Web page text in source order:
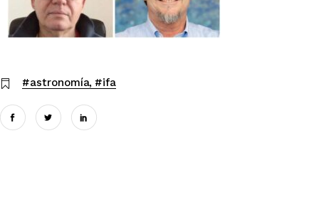
#astronomía #ifa